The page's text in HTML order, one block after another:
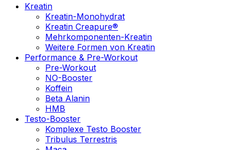
Kreatin
Kreatin-Monohydrat
Kreatin Creapure®
Mehrkomponenten-Kreatin
Weitere Formen von Kreatin
Performance & Pre-Workout
Pre-Workout
NO-Booster
Koffein
Beta Alanin
HMB
Testo-Booster
Komplexe Testo Booster
Tribulus Terrestris